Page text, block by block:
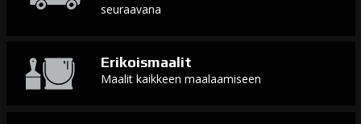
seuraavana
Erikoismaalit
Maalit kaikkeen maalaamiseen